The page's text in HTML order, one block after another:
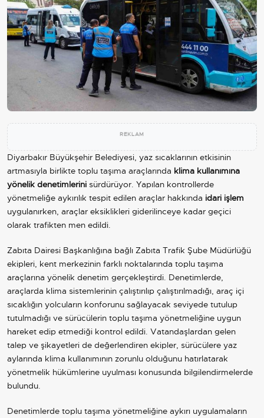
REKLAM
Diyarbakır Büyükşehir Belediyesi, yaz sıcaklarının etkisinin
artmasıyla birlikte toplu taşıma araçlarında klima kullanımına
yönelik denetimlerini sürdürüyor. Yapılan kontrollerde
yönetmeliğe aykırılık tespit edilen araçlar hakkında idari işlem
uygulanırken, araçlar eksiklikleri giderilinceye kadar geçici
olarak trafikten men edildi.
Zabıta Dairesi Başkanlığına bağlı Zabıta Trafik Şube Müdürlüğü
ekipleri, kent merkezinin farklı noktalarında toplu taşıma
araçlarına yönelik denetim gerçekleştirdi. Denetimlerde,
araçlarda klima sistemlerinin çalıştırılıp çalıştırılmadığı, araç içi
sıcaklığın yolcuların konforunu sağlayacak seviyede tutulup
tutulmadığı ve sürücülerin toplu taşıma yönetmeliğine uygun
hareket edip etmediği kontrol edildi. Vatandaşlardan gelen
talep ve şikayetleri de değerlendiren ekipler, sürücülere yaz
aylarında klima kullanımının zorunlu olduğunu hatırlatarak
yönetmelik hükümlerine uyulması konusunda bilgilendirmelerde
bulundu.
Denetimlerde toplu taşıma yönetmeliğine aykırı uygulamaların